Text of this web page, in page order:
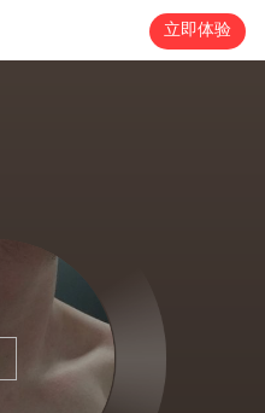
立即体验